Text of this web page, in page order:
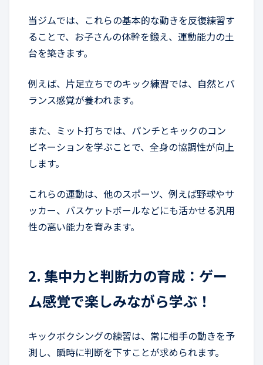
当ジムでは、これらの基本的な動きを反復練習す
ることで、お子さんの体幹を鍛え、運動能力の土
台を築きます。
例えば、片足立ちでのキック練習では、自然とバ
ランス感覚が養われます。
また、ミット打ちでは、パンチとキックのコン
ビネーションを学ぶことで、全身の協調性が向上
します。
これらの運動は、他のスポーツ、例えば野球やサ
ッカー、バスケットボールなどにも活かせる汎用
性の高い能力を育みます。
2. 集中力と判断力の育成：ゲー
ム感覚で楽しみながら学ぶ！
キックボクシングの練習は、常に相手の動きを予
測し、瞬時に判断を下すことが求められます。